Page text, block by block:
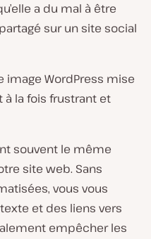
a du mal à être
sur un site social
image WordPress mise
à la fois frustrant et
souvent le même
site web. Sans
vous vous
et des liens vers
empêcher les